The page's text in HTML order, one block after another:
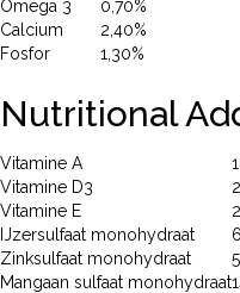
Omega 3
0,70%
Calcium
2,40%
Fosfor
1,30%
Nutritional
Vitamine A
Vitamine D3
Vitamine E
IJzersulfaat monohydraat
Zinksulfaat monohydraat
Mangaan sulfaat monohydraat